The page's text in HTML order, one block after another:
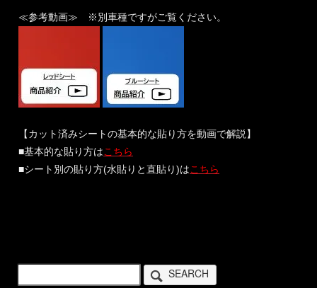
≪参考動画≫ ※別車種ですがご覧ください。
【カット済みシートの基本的な貼り方を動画で解説】
■基本的な貼り方はこちら
■シート別の貼り方(水貼りと直貼り)はこちら
SEARCH